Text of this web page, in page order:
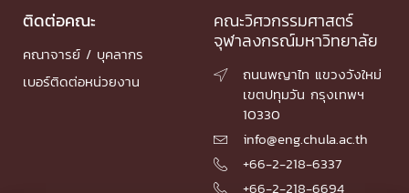
ติดต่อคณะ
คณาจารย์ / บุคลากร
เบอร์ติดต่อหน่วยงาน
คณะวิศวกรรมศาสตร์
จุฬาลงกรณ์มหาวิทยาลัย

ถนนพญาไท แขวงวังใหม่
เขตปทุมวัน กรุงเทพฯ
10330
 info@eng.chula.ac.th
 +66-2-218-6337
 +66-2-218-6694